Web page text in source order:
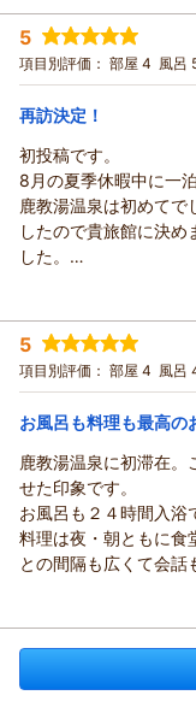
またぜひ、季節を変
ありがとうございまし
岩魚、信州牛は絶品。
地酒も最高。
お米も新米で旨すぎ。
静かでいい宿でした。
宿泊時期： 2025年09月宿
投稿者： やそんさん
宿泊プラン： 【くつろぎ
和室 朝・夕
宿泊価格帯：
鹿教湯温泉 くつろぎの
やそん様
この度は、久しぶり
とうございました。
源泉かけ流し、温度
暑い時期に熱いお風
ね！
お食事もご満足いた
ちょうど新米もお楽
ざいました。
ぜひまた機会がござ
ありがとうございま
5
項目別評価： 部屋 4 風呂
再訪決定！
初投稿です。
8月の夏季休暇中に一
鹿教湯温泉は初めてで
したので貴旅館に決
した。
なんといっても食事
した。盛り付け、器
き大満足でした。もち
食事の事しか書いてい
夫婦の感覚？に合って
翌朝は玄関の外までお
走らせ、坂道をあが
んでおりました。
いつかは連泊で伺いた
本当に楽しい思い出と
宿泊時期： 2025年08月宿
投稿者： まるはさん
宿泊プラン： 【信州蓼科
のひとときを
和室 朝
宿泊価格帯： 30,001円以
鹿教湯温泉 くつろぎの
まるは様
この度は、ご利用い
また、心温まるご感
長野県を知り尽くし
お帰りになる最後の
思わずウルッとして
次回はぜひ連泊でゆ
5
項目別評価： 部屋 4 風呂
お風呂も料理も最高の
鹿教湯温泉に初滞在
せた印象です。
お風呂も２４時間入浴
料理は夜・朝ともに食
との間隔も広くて会話
何より料理はとても
注文させて頂いた蕎
宿泊時期： 2025年08月宿
投稿者： cooさんさん(男
【スタンダ
ん限定＞